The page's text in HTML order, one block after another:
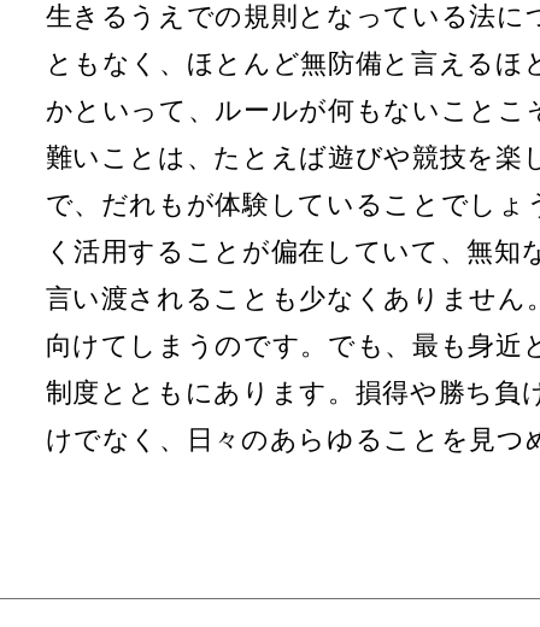
生きるうえでの規則となっている法に
ともなく、ほとんど無防備と言えるほ
かといって、ルールが何もないことこ
難いことは、たとえば遊びや競技を楽
で、だれもが体験していることでしょ
く活用することが偏在していて、無知
言い渡されることも少なくありません
向けてしまうのです。でも、最も身近
制度とともにあります。損得や勝ち負
けでなく、日々のあらゆることを見つ